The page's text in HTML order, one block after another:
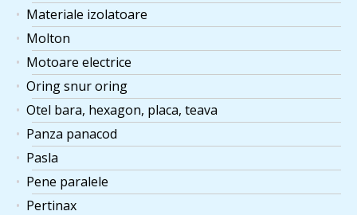
Materiale izolatoare
Molton
Motoare electrice
Oring snur oring
Otel bara, hexagon, placa, teava
Panza panacod
Pasla
Pene paralele
Pertinax